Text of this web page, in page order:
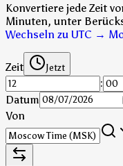
Konvertiere jede Zeit
Minuten, unter
Wechseln zu UTC →
Zeit Jetzt
:
Datum
Von